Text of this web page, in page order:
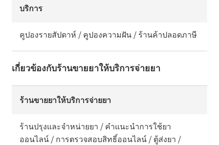
บริการ
คูปองรายสัปดาห์ / คูปองความฝัน / ร้านค้าปลอดภาษี
เกี่ยวข้องกับร้านขายยาให้บริการจ่ายยา
ร้านขายยาให้บริการจ่ายยา
ร้านปรุงและจำหน่ายยา / คำแนะนำการใช้ยา
ออนไลน์ / การตรวจสอบสิทธิ์ออนไลน์ / ตู้ส่งยา /